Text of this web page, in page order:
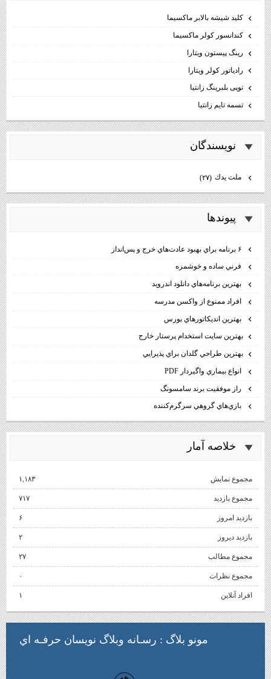
كليد شيشه بالابر ماكسيما
كندانسور كولر ماكسيما
رینگ پیستون ویتارا
رادیاتور کولر ویتارا
توپی بلبرینگ زانتیا
تسمه تایم زانتیا
نويسندگان
ملت يدك(۲۷)
پيوندها
فرني ساده و خوشمزه
بهترين برنامه‌هاي دانلود اندرويد
افراد ممنوع از واكسن مدرسه
بهترين انديكاتورهاي بورس
بهترين سايت استخدام پرستار خارج
بهترين طراحي گلدان براي پذيرايي
انواع بيماري واگيردار PDF
راز موفقيت برند سامسونگ
بازي‌هاي گروهي سرگرم‌كننده
خلاصه آمار
مجموع نمایش‌ ۱,۱۸۳
مجموع بازدید ۷۱۷
بازدید امروز
بازدید دیروز
مجموع مطالب ۲۷
مجموع نظرات
افراد آنلاین
مونو بلاگ: رسـانه وبلاگ نويسان حرفـه اي